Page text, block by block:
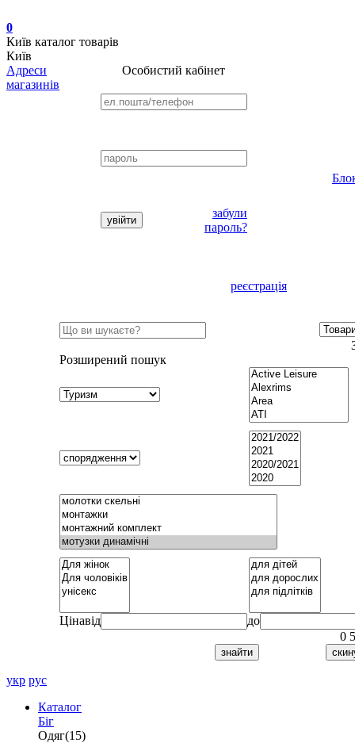
0
Київ каталог товарів
Київ
Адреси
магазинів
Особистий кабінет
забули
пароль?
реєстрація
Розширений пошук
Цінавід
до
0
укр рус
Каталог
Біг
Одяг(15)